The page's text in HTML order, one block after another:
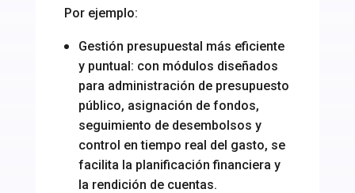
Por ejemplo:
Gestión presupuestal más eficiente
y puntual: con módulos diseñados
para administración de presupuesto
público, asignación de fondos,
seguimiento de desembolsos y
control en tiempo real del gasto, se
facilita la planificación financiera y
la rendición de cuentas.